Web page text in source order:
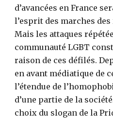
d’avancées en France
l’esprit des marches
Mais les attaques
communauté LGBT
raison de ces défilés.
en avant médiatique de
l’étendue de
d’une partie de la
choix du slogan de la